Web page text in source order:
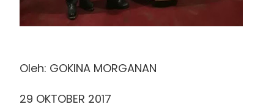
Oleh: GOKINA MORGANAN
29 OKTOBER 2017